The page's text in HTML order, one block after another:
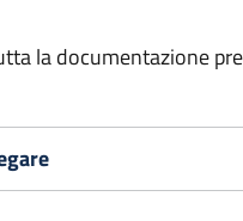
la documentazione